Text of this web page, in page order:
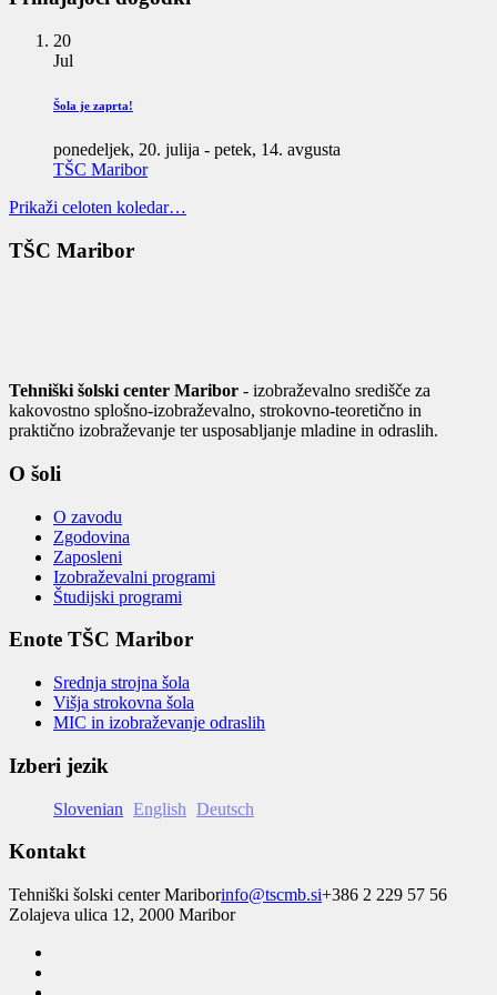
20
Jul
Šola je zaprta!
ponedeljek, 20. julija - petek, 14. avgusta
TŠC Maribor
Prikaži celoten koledar…
TŠC Maribor
Tehniški šolski center Maribor - izobraževalno središče za
kakovostno splošno-izobraževalno, strokovno-teoretično in
praktično izobraževanje ter usposabljanje mladine in odraslih.
O šoli
O zavodu
Zgodovina
Zaposleni
Izobraževalni programi
Študijski programi
Enote TŠC Maribor
Srednja strojna šola
Višja strokovna šola
MIC in izobraževanje odraslih
Izberi jezik
Slovenian English Deutsch
Kontakt
Tehniški šolski center Mariborinfo@tscmb.si+386 2 229 57 56
Zolajeva ulica 12, 2000 Maribor